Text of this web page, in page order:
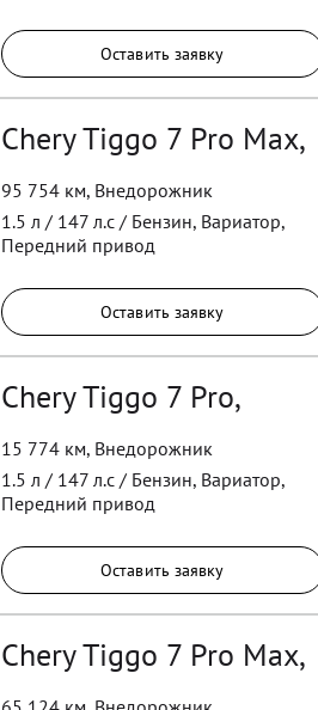
Оставить заявку
Chery Tiggo 7 Pro Max,
95 754 км, Внедорожник
1.5 л / 147л.с / Бензин, Вариатор,
Передний привод
Оставить заявку
Chery Tiggo 7 Pro,
15 774 км, Внедорожник
1.5 л / 147л.с / Бензин, Вариатор,
Передний привод
Оставить заявку
Chery Tiggo 7 Pro Max,